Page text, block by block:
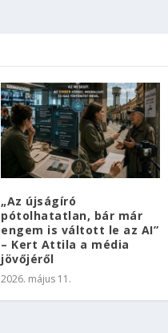
„Az újságíró
pótolhatatlan, bár már
engem is váltott le az AI”
– Kert Attila a média
jövőjéről
2026. május 11.